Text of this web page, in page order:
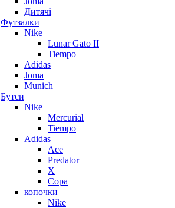
Дитячі
Футзалки
Nike
Lunar Gato II
Tiempo
Adidas
Joma
Munich
Бутси
Nike
Mercurial
Tiempo
Adidas
Ace
Predator
X
Copa
копочки
Nike